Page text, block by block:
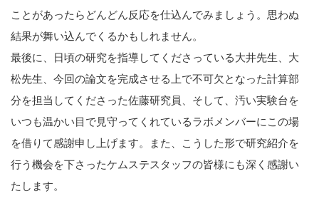
ことがあったらどんどん反応を仕込んでみましょう。思わぬ
結果が舞い込んでくるかもしれません。
最後に、日頃の研究を指導してくださっている大井先生、大
松先生、今回の論文を完成させる上で不可欠となった計算部
分を担当してくださった佐藤研究員、そして、汚い実験台を
いつも温かい目で見守ってくれているラボメンバーにこの場
を借りて感謝申し上げます。また、こうした形で研究紹介を
行う機会を下さったケムステスタッフの皆様にも深く感謝い
たします。